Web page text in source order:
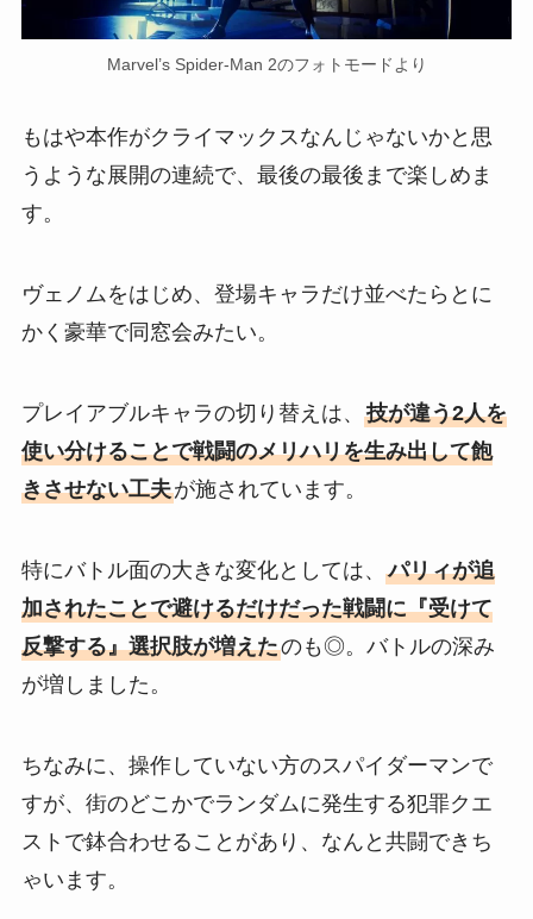
Marvel’s Spider-Man 2のフォトモードより
もはや本作がクライマックスなんじゃないかと思
うような展開の連続で、最後の最後まで楽しめま
す。
ヴェノムをはじめ、登場キャラだけ並べたらとに
かく豪華で同窓会みたい。
プレイアブルキャラの切り替えは、 技が違う2人を
使い分けることで戦闘のメリハリを生み出して飽
きさせない工夫が施されています。
特にバトル面の大きな変化としては、 パリィが追
加されたことで避けるだけだった戦闘に『受けて
反撃する』選択肢が増えたのも◎。バトルの深み
が増しました。
ちなみに、操作していない方のスパイダーマンで
すが、街のどこかでランダムに発生する犯罪クエ
ストで鉢合わせることがあり、なんと共闘できち
ゃいます。